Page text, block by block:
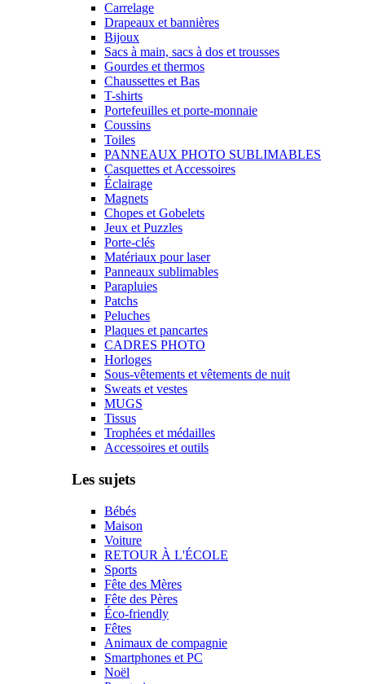
Carrelage
Drapeaux et bannières
Bijoux
Sacs à main, sacs à dos et trousses
Gourdes et thermos
Chaussettes et Bas
T-shirts
Portefeuilles et porte-monnaie
Coussins
Toiles
PANNEAUX PHOTO SUBLIMABLES
Casquettes et Accessoires
Éclairage
Magnets
Chopes et Gobelets
Jeux et Puzzles
Porte-clés
Matériaux pour laser
Panneaux sublimables
Parapluies
Patchs
Peluches
Plaques et pancartes
CADRES PHOTO
Horloges
Sous-vêtements et vêtements de nuit
Sweats et vestes
MUGS
Tissus
Trophées et médailles
Accessoires et outils
Les sujets
Bébés
Maison
Voiture
RETOUR À L'ÉCOLE
Sports
Fête des Mères
Fête des Pères
Éco-friendly
Fêtes
Animaux de compagnie
Smartphones et PC
Noël